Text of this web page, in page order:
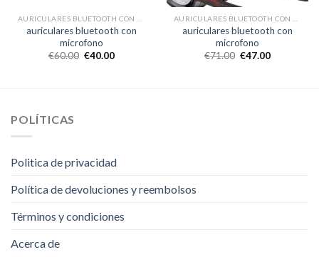
auriculares bluetooth con
microfono
€60.00 €40.00
auriculares bluetooth con
microfono
€71.00 €47.00
POLÍTICAS
Politica de privacidad
Política de devoluciones y reembolsos
Términos y condiciones
Acerca de